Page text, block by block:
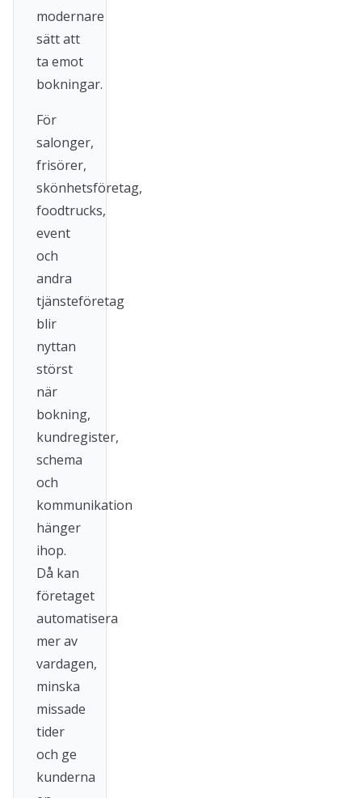
modernare
sätt att
ta emot
bokningar.
För
salonger,
frisörer,
skönhetsföretag,
foodtrucks,
event
och
andra
tjänsteföretag
blir
nyttan
störst
när
bokning,
kundregister,
schema
och
kommunikation
hänger
ihop.
Då kan
företaget
automatisera
mer av
vardagen,
minska
missade
tider
och ge
kunderna